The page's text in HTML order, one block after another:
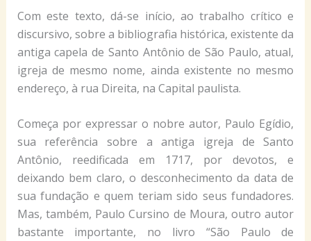
Com este texto, dá-se início, ao trabalho crítico e
discursivo, sobre a bibliografia histórica, existente da
antiga capela de Santo Antônio de São Paulo, atual,
igreja de mesmo nome, ainda existente no mesmo
endereço, à rua Direita, na Capital paulista.
Começa por expressar o nobre autor, Paulo Egídio,
sua referência sobre a antiga igreja de Santo
Antônio, reedificada em 1717, por devotos, e
deixando bem claro, o desconhecimento da data de
sua fundação e quem teriam sido seus fundadores.
Mas, também, Paulo Cursino de Moura, outro autor
bastante importante, no livro “São Paulo de